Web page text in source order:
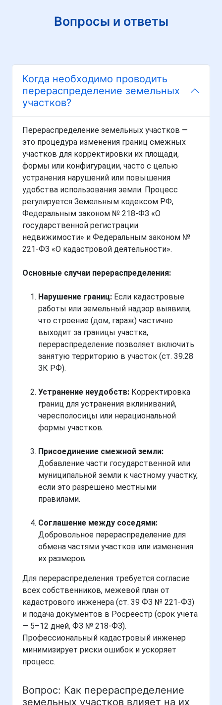
Вопросы и ответы
Когда необходимо проводить
перераспределение земельных
участков?
Перераспределение земельных участков —
это процедура изменения границ смежных
участков для корректировки их площади,
формы или конфигурации, часто с целью
устранения нарушений или повышения
удобства использования земли. Процесс
регулируется Земельным кодексом РФ,
Федеральным законом № 218-ФЗ «О
государственной регистрации
недвижимости» и Федеральным законом №
221-ФЗ «О кадастровой деятельности».
Основные случаи перераспределения:
Нарушение границ: Если кадастровые
работы или земельный надзор выявили,
что строение (дом, гараж) частично
выходит за границы участка,
перераспределение позволяет включить
занятую территорию в участок (ст. 39.28
ЗК РФ).
Устранение неудобств: Корректировка
границ для устранения вклиниваний,
чересполосицы или нерациональной
формы участков.
Присоединение смежной земли:
Добавление части государственной или
муниципальной земли к частному участку,
если это разрешено местными
правилами.
Соглашение между соседями:
Добровольное перераспределение для
обмена частями участков или изменения
их размеров.
Для перераспределения требуется согласие
всех собственников, межевой план от
кадастрового инженера (ст. 39 ФЗ № 221-ФЗ)
и подача документов в Росреестр (срок учета
— 5–12 дней, ФЗ № 218-ФЗ).
Профессиональный кадастровый инженер
минимизирует риски ошибок и ускоряет
процесс.
Вопрос: Как перераспределение
земельных участков влияет на их